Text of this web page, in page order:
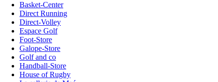
Basket-Center
Direct Running
Direct-Volley
Espace Golf
Foot-Store
Galope-Store
Golf and co
Handball-Store
House of Rugby